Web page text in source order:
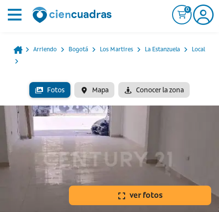
0
Arriendo Bogotá Los Martires La Estanzuela Local
Fotos Mapa Conocer la zona
ver fotos